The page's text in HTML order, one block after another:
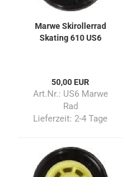
Marwe Skirollerrad
Skating 610 US6
50,00 EUR
Art.Nr.: US6 Marwe
Rad
Lieferzeit: 2-4 Tage